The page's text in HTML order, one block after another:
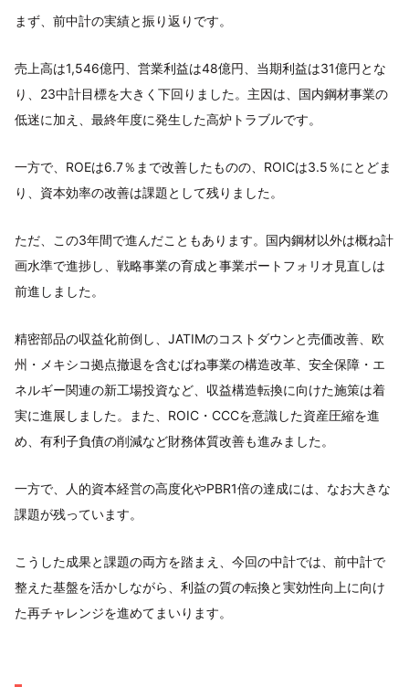
まず、前中計の実績と振り返りです。
売上高は1,546億円、営業利益は48億円、当期利益は31億円とな
り、23中計目標を大きく下回りました。主因は、国内鋼材事業の
低迷に加え、最終年度に発生した高炉トラブルです。
一方で、ROEは6.7％まで改善したものの、ROICは3.5％にとどま
り、資本効率の改善は課題として残りました。
ただ、この3年間で進んだこともあります。国内鋼材以外は概ね計
画水準で進捗し、戦略事業の育成と事業ポートフォリオ見直しは
前進しました。
精密部品の収益化前倒し、JATIMのコストダウンと売価改善、欧
州・メキシコ拠点撤退を含むばね事業の構造改革、安全保障・エ
ネルギー関連の新工場投資など、収益構造転換に向けた施策は着
実に進展しました。また、ROIC・CCCを意識した資産圧縮を進
め、有利子負債の削減など財務体質改善も進みました。
一方で、人的資本経営の高度化やPBR1倍の達成には、なお大きな
課題が残っています。
こうした成果と課題の両方を踏まえ、今回の中計では、前中計で
整えた基盤を活かしながら、利益の質の転換と実効性向上に向け
た再チャレンジを進めてまいります。